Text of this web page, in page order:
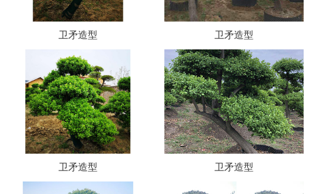
卫矛造型 卫矛造型
卫矛造型 卫矛造型